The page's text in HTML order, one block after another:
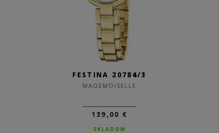
FESTINA 20786/1
MADEMOISELLE
129,00 €
SKLADOM
FESTINA 20784/3
MADEMOISELLE
119,00 €
SKLADOM